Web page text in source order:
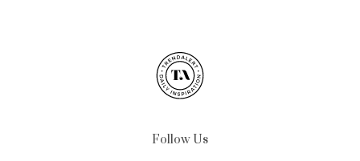
Follow Us